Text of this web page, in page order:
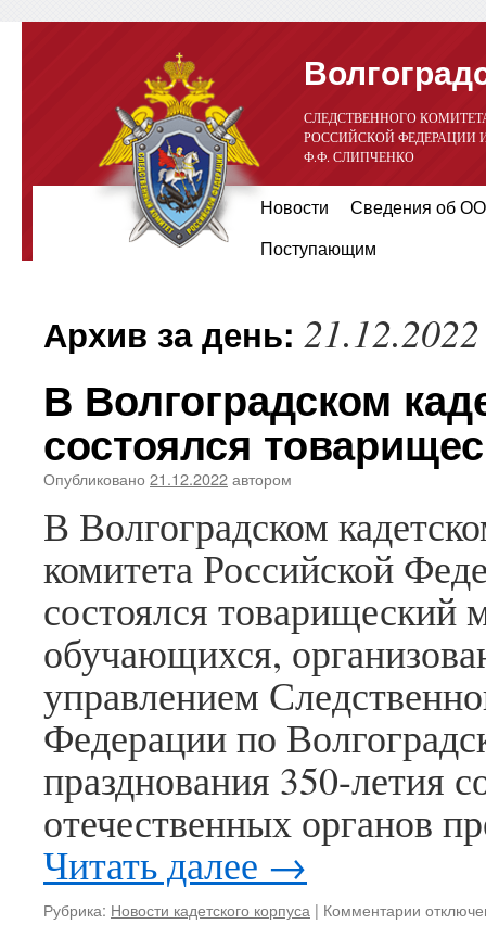
СЛЕДСТВЕННОГО
РОССИЙСКОЙ ФЕДЕРАЦИИ
Ф.Ф. СЛИПЧЕНКО
Новости
Сведения об ОО
Поступающим
Архив за день: 21.12.2022
В Волгоградском
состоялся
Опубликовано 21.12.2022автором
В Волгоградском
комитета Российской
состоялся товарищеский
обучающихся,
управлением
Федерации по
празднования 350-летия
отечественных органов
Читать далее →
Рубрика: Новости кадетского корпуса | Комментарии к